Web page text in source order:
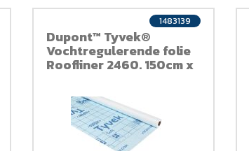
Dupont™ Tyvek®
Vochtregulerende folie
Roofliner 2460. 150cm x
1483139